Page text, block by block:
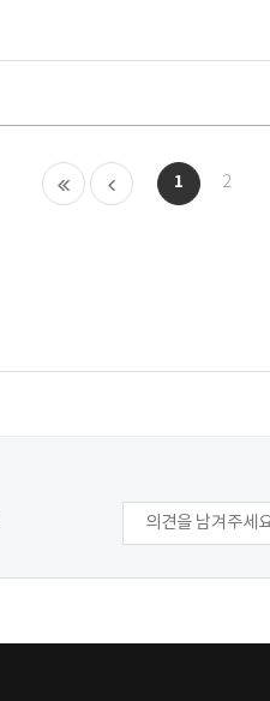
1 2